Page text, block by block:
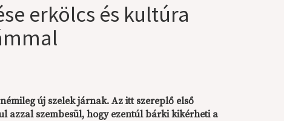
erkölcs és kultúra
új szelek járnak. Az itt szereplő első
azzal szembesül, hogy ezentúl bárki kikérheti a